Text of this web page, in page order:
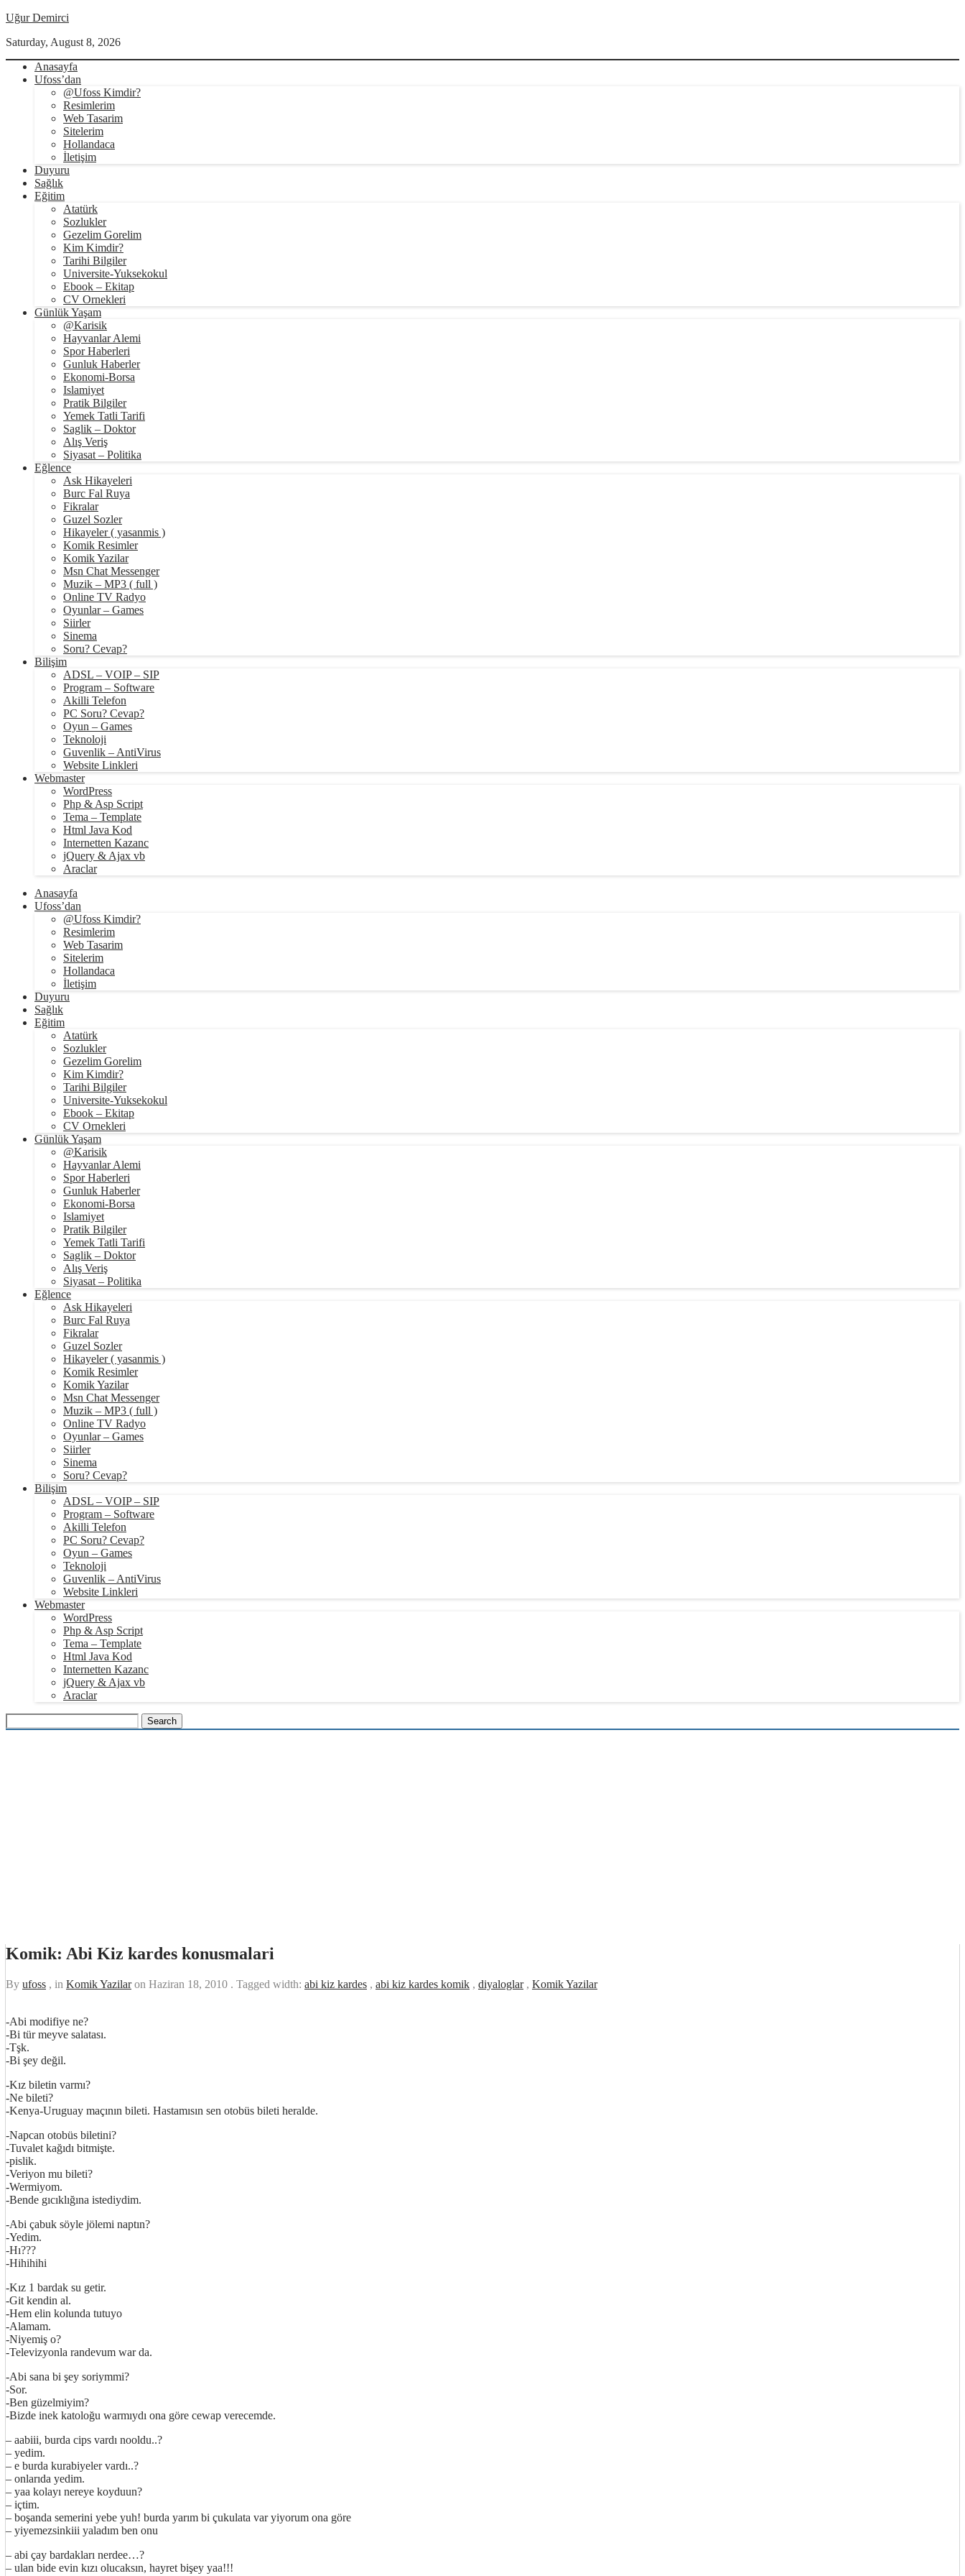
Uğur Demirci
Saturday, August 8, 2026
Anasayfa
Ufoss’dan
@Ufoss Kimdir?
Resimlerim
Web Tasarim
Sitelerim
Hollandaca
İletişim
Duyuru
Sağlık
Eğitim
Atatürk
Sozlukler
Gezelim Gorelim
Kim Kimdir?
Tarihi Bilgiler
Universite-Yuksekokul
Ebook – Ekitap
CV Ornekleri
Günlük Yaşam
@Karisik
Hayvanlar Alemi
Spor Haberleri
Gunluk Haberler
Ekonomi-Borsa
Islamiyet
Pratik Bilgiler
Yemek Tatli Tarifi
Saglik – Doktor
Alış Veriş
Siyasat – Politika
Eğlence
Ask Hikayeleri
Burc Fal Ruya
Fikralar
Guzel Sozler
Hikayeler ( yasanmis )
Komik Resimler
Komik Yazilar
Msn Chat Messenger
Muzik – MP3 ( full )
Online TV Radyo
Oyunlar – Games
Siirler
Sinema
Soru? Cevap?
Bilişim
ADSL – VOIP – SIP
Program – Software
Akilli Telefon
PC Soru? Cevap?
Oyun – Games
Teknoloji
Guvenlik – AntiVirus
Website Linkleri
Webmaster
WordPress
Php & Asp Script
Tema – Template
Html Java Kod
Internetten Kazanc
jQuery & Ajax vb
Araclar
Anasayfa
Ufoss’dan
@Ufoss Kimdir?
Resimlerim
Web Tasarim
Sitelerim
Hollandaca
İletişim
Duyuru
Sağlık
Eğitim
Atatürk
Sozlukler
Gezelim Gorelim
Kim Kimdir?
Tarihi Bilgiler
Universite-Yuksekokul
Ebook – Ekitap
CV Ornekleri
Günlük Yaşam
@Karisik
Hayvanlar Alemi
Spor Haberleri
Gunluk Haberler
Ekonomi-Borsa
Islamiyet
Pratik Bilgiler
Yemek Tatli Tarifi
Saglik – Doktor
Alış Veriş
Siyasat – Politika
Eğlence
Ask Hikayeleri
Burc Fal Ruya
Fikralar
Guzel Sozler
Hikayeler ( yasanmis )
Komik Resimler
Komik Yazilar
Msn Chat Messenger
Muzik – MP3 ( full )
Online TV Radyo
Oyunlar – Games
Siirler
Sinema
Soru? Cevap?
Bilişim
ADSL – VOIP – SIP
Program – Software
Akilli Telefon
PC Soru? Cevap?
Oyun – Games
Teknoloji
Guvenlik – AntiVirus
Website Linkleri
Webmaster
WordPress
Php & Asp Script
Tema – Template
Html Java Kod
Internetten Kazanc
jQuery & Ajax vb
Araclar
Komik: Abi Kiz kardes konusmalari
By ufoss , in Komik Yazilaron Haziran 18, 2010 . Tagged width: abi kiz kardes , abi kiz kardes komik , diyaloglar, Komik Yazilar
-Abi modifiye ne?
-Bi tür meyve salatası.
-Tşk.
-Bi şey değil.
-Kız biletin varmı?
-Ne bileti?
-Kenya-Uruguay maçının bileti. Hastamısın sen otobüs bileti heralde.
-Napcan otobüs biletini?
-Tuvalet kağıdı bitmişte.
-pislik.
-Veriyon mu bileti?
-Wermiyom.
-Bende gıcıklığına istediydim.
-Abi çabuk söyle jölemi naptın?
-Yedim.
-Hı???
-Hihihihi
-Kız 1 bardak su getir.
-Git kendin al.
-Hem elin kolunda tutuyo
-Alamam.
-Niyemiş o?
-Televizyonla randevum war da.
-Abi sana bi şey soriymmi?
-Sor.
-Ben güzelmiyim?
-Bizde inek katoloğu warmıydı ona göre cewap verecemde.
– aabiii, burda cips vardı nooldu..?
– yedim.
– e burda kurabiyeler vardı..?
– onlarıda yedim.
– yaa kolayı nereye koyduun?
– içtim.
– boşanda semerini yebe yuh! burda yarım bi çukulata var yiyorum ona göre
– yiyemezsinkiii yaladım ben onu
– abi çay bardakları nerdee…?
– ulan bide evin kızı olucaksın, hayret bişey yaa!!!